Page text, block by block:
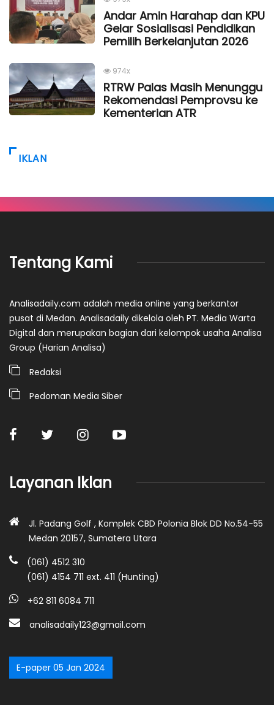
Andar Amin Harahap dan KPU
Gelar Sosialisasi Pendidikan
Pemilih Berkelanjutan 2026
974x
RTRW Palas Masih Menunggu
Rekomendasi Pemprovsu ke
Kementerian ATR
IKLAN
Tentang Kami
Analisadaily.com adalah media online yang berkantor
pusat di Medan. Analisadaily dikelola oleh PT. Media Warta
Digital dan merupakan bagian dari kelompok usaha Analisa
Group (Harian Analisa)
Redaksi
Pedoman Media Siber
Layanan Iklan
Jl. Padang Golf , Komplek CBD Polonia Blok DD No.54-55
Medan 20157, Sumatera Utara
(061) 4512 310
(061) 4154 711 ext. 411 (Hunting)
+62 811 6084 711
analisadaily123@gmail.com
E-paper 05 Jan 2024